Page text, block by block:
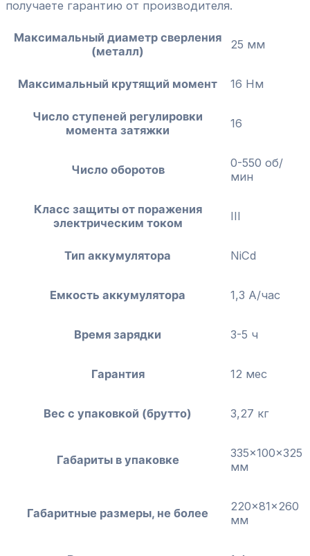
получаете гарантию от производителя.
Максимальный диаметр сверления
(металл)
25 мм
Максимальный крутящий момент 16 Нм
Число ступеней регулировки
момента затяжки
16
Число оборотов
0-550 об/
мин
Класс защиты от поражения
электрическим током
III
Тип аккумулятора NiCd
Емкость аккумулятора 1,3 А/час
Время зарядки 3-5 ч
Гарантия 12 мес
Вес с упаковкой (брутто) 3,27 кг
Габариты в упаковке
335x100x325
мм
Габаритные размеры, не более
220x81x260
мм